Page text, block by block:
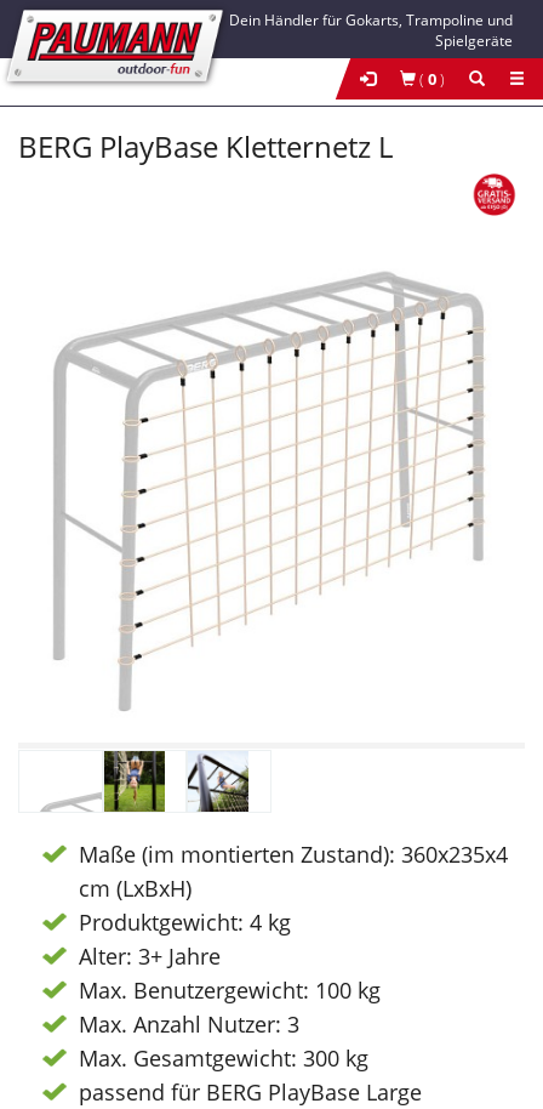
( 0)
Dein Händler für Gokarts, Trampoline und
Spielgeräte
BERG PlayBase Kletternetz L
Maße (im montierten Zustand): 360x235x4
cm (LxBxH)
Produktgewicht: 4 kg
Alter: 3+ Jahre
Max. Benutzergewicht: 100 kg
Max. Anzahl Nutzer: 3
Max. Gesamtgewicht: 300 kg
passend für BERG PlayBase Large